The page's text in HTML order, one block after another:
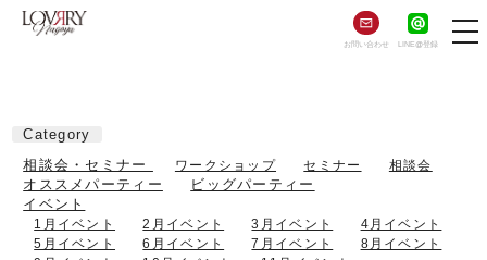
LINE@登録
お問い合わせ
Category
相談会・セミナー
ワークショップ セミナー 相談会
オススメパーティー
ビッグパーティー
イベント
1月イベント 2月イベント 3月イベント
4月イベント
5月イベント
6月イベント 7月イベント
8月イベント